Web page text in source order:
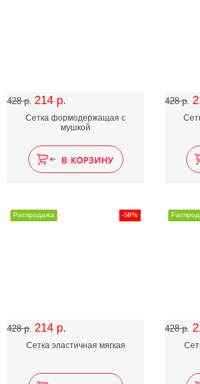
428 р. 214 р.
Сетка формодержащая с
мушкой
428 р.
428 р. 214 р.
-50%
Распродажа
Сетка эластичная мягкая
428 р.